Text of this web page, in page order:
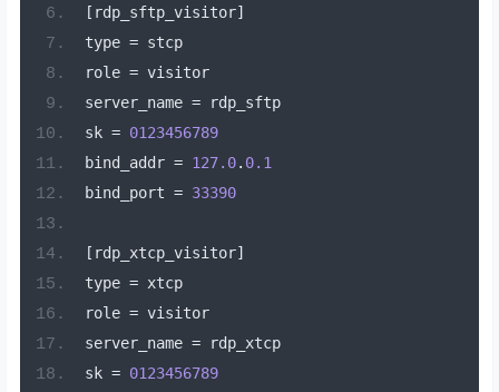
[ rdp_sftp_visitor]
type = stcp
role = visitor
server_name = rdp_sftp
sk = 0123456789
bind_addr = 127.0. 0.1
bind_port = 33390
[ rdp_xtcp_visitor]
type = xtcp
role = visitor
server_name = rdp_xtcp
sk = 0123456789